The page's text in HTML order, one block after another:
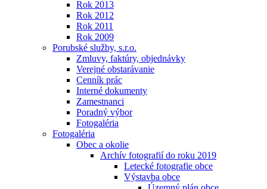
Rok 2013
Rok 2012
Rok 2011
Rok 2009
Porubské služby, s.r.o.
Zmluvy, faktúry, objednávky
Verejné obstarávanie
Cenník prác
Interné dokumenty
Zamestnanci
Poradný výbor
Fotogaléria
Fotogaléria
Obec a okolie
Archív fotografií do roku 2019
Letecké fotografie obce
Výstavba obce